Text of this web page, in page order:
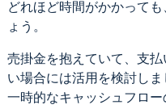
どれほど時間がかかって
ょう。
売掛金を抱えていて、支
い場合には活用を検討しま
一時的なキャッシュフロ